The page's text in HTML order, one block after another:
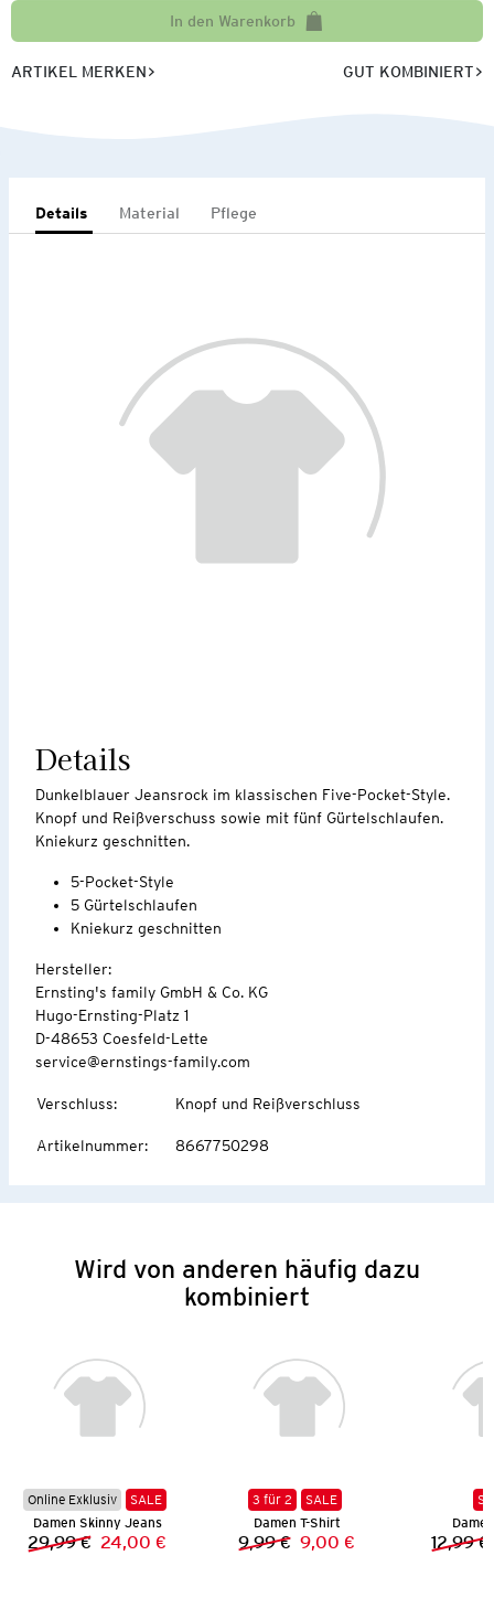
In den Warenkorb
ARTIKEL MERKEN GUT KOMBINIERT
Details Material Pflege
Details
Dunkelblauer Jeansrock im klassischen Five-Pocket-Style.
Knopf und Reißverschuss sowie mit fünf Gürtelschlaufen.
Kniekurz geschnitten.
5-Pocket-Style
5 Gürtelschlaufen
Kniekurz geschnitten
Hersteller:
Ernsting's family GmbH & Co. KG
Hugo-Ernsting-Platz 1
D-48653 Coesfeld-Lette
service@ernstings-family.com
Verschluss: Knopf und Reißverschluss
Artikelnummer: 8667750298
Wird von anderen häufig dazu
kombiniert
Online Exklusiv
SALE
Damen Skinny Jeans
Vorheriger Preis:
29,99 € Neuer Preis:
24,00 €
3 für 2
SALE
Damen T-Shirt
Vorheriger Preis:
9,99 € Neuer Preis:
9,00 € 12,99 €